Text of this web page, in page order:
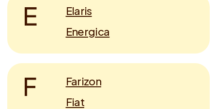
E
Elaris
Energica
F
Farizon
Fiat